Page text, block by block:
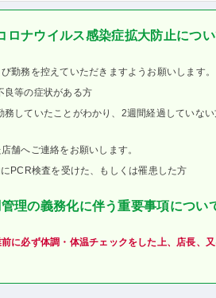
ロナウイルス感染症拡大防止につ
勤務を控えていただきますようお願いします。
良等の症状がある方
務していたことがわかり、2週間経過していな
舗へご連絡をお願いします。
PCR検査を受けた、もしくは罹患した方
理の義務化に伴う重要事項につい
に必ず体調・体温チェックをした上、店長、